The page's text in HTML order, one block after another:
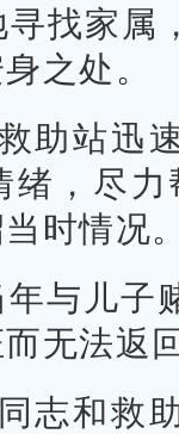
找家属
之处。
助站迅
绪，尽
时情况
与儿子
无法返
志和救